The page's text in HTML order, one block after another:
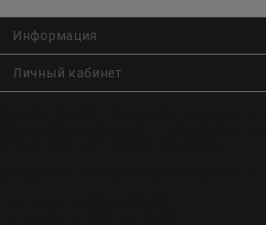
Информация
Личный кабинет